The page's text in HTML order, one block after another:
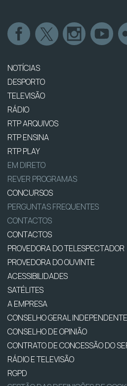
NOTÍCIAS
DESPORTO
TELEVISÃO
RÁDIO
RTP ARQUIVOS
RTP ENSINA
RTP PLAY
EM DIRETO
REVER PROGRAMAS
CONCURSOS
PERGUNTAS FREQUENTES
CONTACTOS
CONTACTOS
PROVEDORA DO TELESPECTADOR
PROVEDORA DO OUVINTE
ACESSIBILIDADES
SATÉLITES
A EMPRESA
CONSELHO GERAL INDEPENDENTE
CONSELHO DE OPINIÃO
CONTRATO DE CONCESSÃO DO
RÁDIO E TELEVISÃO
RGPD